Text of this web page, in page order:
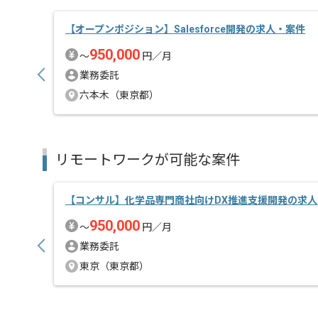
【オープンポジション】Salesforce開発の求人・案件
〜950,000 円／月
業務委託
六本木（東京都）
リモートワークが可能な案件
【コンサル】化学品専門商社向けDX推進支援開発の求
〜950,000 円／月
業務委託
東京（東京都）